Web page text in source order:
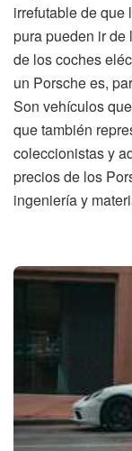
irrefutable de que
pura pueden ir de
de los coches
un Porsche es,
Son vehículos
que también
coleccionistas y
precios de los
ingeniería y